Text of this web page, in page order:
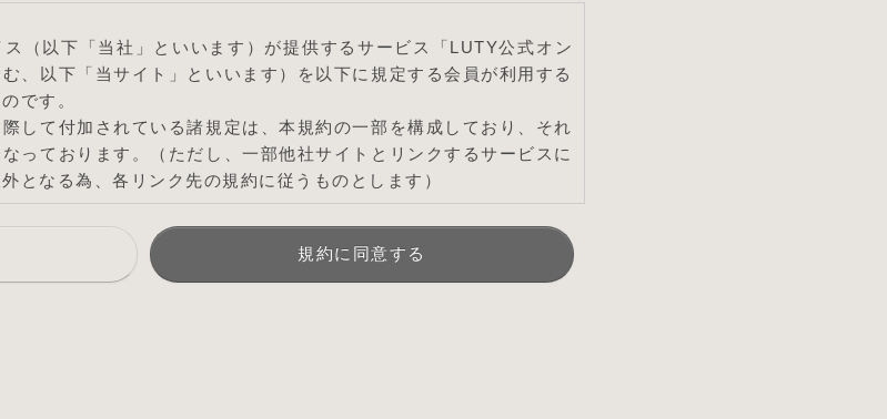
（以下「当社」といいます）が提供するサービス「LUTY公式オン
、以下「当サイト」といいます）を以下に規定する会員が利用する
です。
して付加されている諸規定は、本規約の一部を構成しており、それ
っております。（ただし、一部他社サイトとリンクするサービスに
となる為、各リンク先の規約に従うものとします）
く本規約を随時変更することができるものとし、会員はこれを承諾
規約に同意する